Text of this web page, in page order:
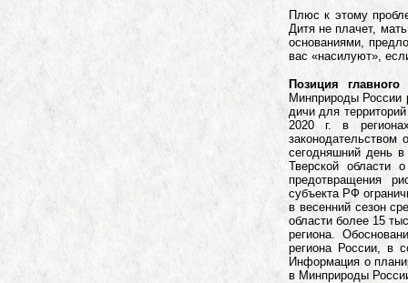
Плюс к этому
Дитя не плачет,
основаниями,
вас «насилуют»,
Позиция
Минприроды России
дичи для
2020 г. в
сегодняшний день
Тверской области
предотвращения
субъекта РФ
в весенний сезон
области более 15
региона.
региона России, в
Информация о
в Минприроды